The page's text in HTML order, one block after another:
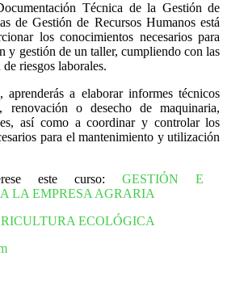
Técnica de la Gestión de
de Gestión de Recursos Humanos está
los conocimientos necesarios para
y gestión de un taller, cumpliendo con las
riesgos laborales.
a elaborar informes técnicos
renovación o desecho de maquinaria,
así como a coordinar y controlar los
para el mantenimiento y utilización
este curso: GESTIÓN E
LA EMPRESA AGRARIA
ECOLÓGICA